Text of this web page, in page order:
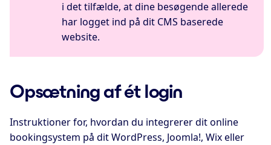
i det tilfælde, at dine besøgende allerede
har logget ind på dit CMS baserede
website.
Opsætning af ét login
Instruktioner for, hvordan du integrerer dit online
bookingsystem på dit WordPress, Joomla!, Wix eller